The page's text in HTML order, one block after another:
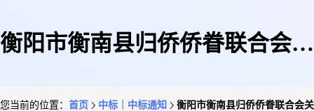
衡阳市衡南县归侨侨眷联合会关
您当前的位置： 首页 中标｜中标通知 衡阳市衡南县归侨侨眷联合会